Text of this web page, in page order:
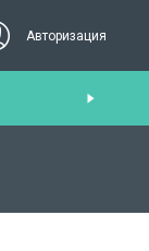
Авторизация